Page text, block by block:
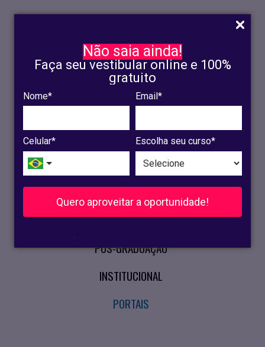
Não saia ainda!
Faça seu vestibular online e 100%
gratuito
Nome* Email*
Celular* Escolha seu curso*
Quero aproveitar a oportunidade!
.
INSCRIÇÃO
OLINDA
RECIFE
VESTIBULAR
CURSOS PRESENCIAIS
PÓS-GRADUAÇÃO
INSTITUCIONAL
PORTAIS